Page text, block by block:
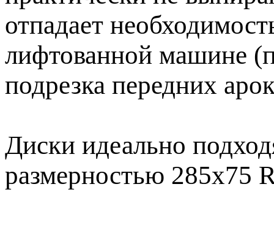
отпадает
лифтованной машине
подрезка передних
Диски идеально
размерностью 285х75